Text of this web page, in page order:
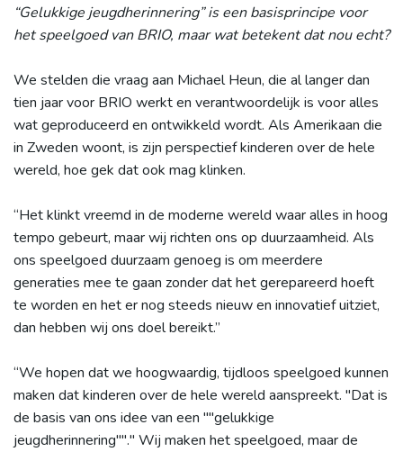
“Gelukkige jeugdherinnering” is een basisprincipe voor
het speelgoed van BRIO, maar wat betekent dat nou echt?
We stelden die vraag aan Michael Heun, die al langer dan
tien jaar voor BRIO werkt en verantwoordelijk is voor alles
wat geproduceerd en ontwikkeld wordt. Als Amerikaan die
in Zweden woont, is zijn perspectief kinderen over de hele
wereld, hoe gek dat ook mag klinken.
“Het klinkt vreemd in de moderne wereld waar alles in hoog
tempo gebeurt, maar wij richten ons op duurzaamheid. Als
ons speelgoed duurzaam genoeg is om meerdere
generaties mee te gaan zonder dat het gerepareerd hoeft
te worden en het er nog steeds nieuw en innovatief uitziet,
dan hebben wij ons doel bereikt.”
“We hopen dat we hoogwaardig, tijdloos speelgoed kunnen
maken dat kinderen over de hele wereld aanspreekt. "Dat is
de basis van ons idee van een ""gelukkige
jeugdherinnering""." Wij maken het speelgoed, maar de